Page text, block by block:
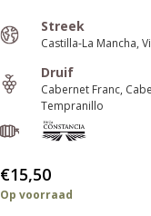
Streek
Castilla-La Mancha
Druif
Cabernet Franc
Tempranillo
€15,50
Op voorraad